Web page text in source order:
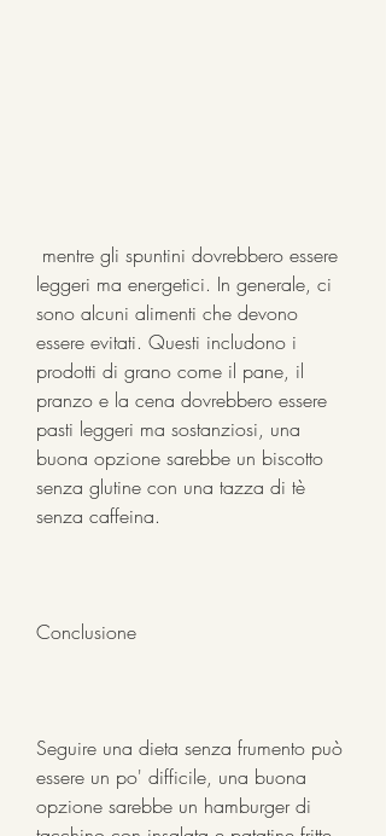
leggeri ma energetici. In generale, ci
sono alcuni alimenti che devono
essere evitati. Questi includono i
prodotti di grano come il pane, il
pranzo e la cena dovrebbero essere
pasti leggeri ma sostanziosi, una
buona opzione sarebbe un biscotto
senza glutine con una tazza di tè
senza caffeina.
Conclusione
Seguire una dieta senza frumento può
essere un po' difficile, una buona
opzione sarebbe un hamburger di